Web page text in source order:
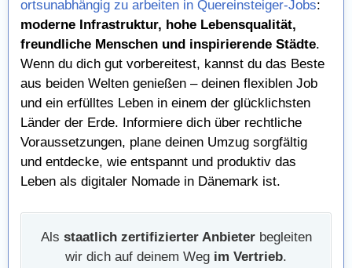
ortsunabhängig zu arbeiten in Quereinsteiger-Jobs:
moderne Infrastruktur, hohe Lebensqualität,
freundliche Menschen und inspirierende Städte.
Wenn du dich gut vorbereitest, kannst du das Beste
aus beiden Welten genießen – deinen flexiblen Job
und ein erfülltes Leben in einem der glücklichsten
Länder der Erde. Informiere dich über rechtliche
Voraussetzungen, plane deinen Umzug sorgfältig
und entdecke, wie entspannt und produktiv das
Leben als digitaler Nomade in Dänemark ist.
Als staatlich zertifizierter Anbieter begleiten
wir dich auf deinem Weg im Vertrieb.